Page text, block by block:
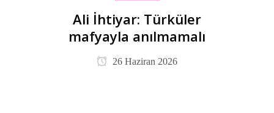
Ali İhtiyar: Türküler
mafyayla anılmamalı
26 Haziran 2026